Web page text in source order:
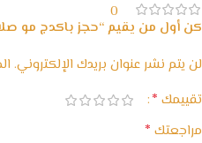
0
كن أول من يقيم “حجز باكدج مو
لن يتم نشر عنوان بريدك الإلكتروني.
تقييمك *
مراجعتك *